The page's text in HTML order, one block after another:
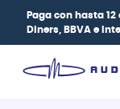
|
las